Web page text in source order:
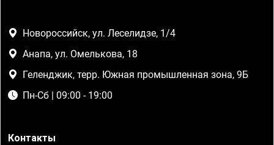
Новороссийск, ул. Леселидзе, 1/4
Анапа, ул. Омелькова, 18
Геленджик, терр. Южная промышленная зона, 9Б
Пн-Сб | 09:00 - 19:00
Контакты